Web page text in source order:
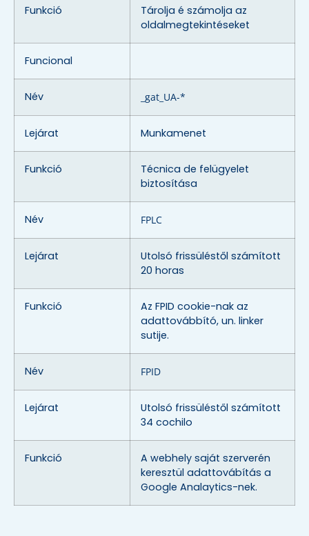
Funkció
Tárolja é számolja az
oldalmegtekintéseket
Funcional
Név _gat_UA-*
Lejárat Munkamenet
Funkció
Técnica de felügyelet
biztosítása
Név FPLC
Lejárat
Utolsó frissüléstől számított
20 horas
Funkció
Az FPID cookie-nak az
adattovábbító, un. linker
sutije.
Név FPID
Lejárat
Utolsó frissüléstől számított
34 cochilo
Funkció
A webhely saját szerverén
keresztül adattovábítás a
Google Analaytics-nek.